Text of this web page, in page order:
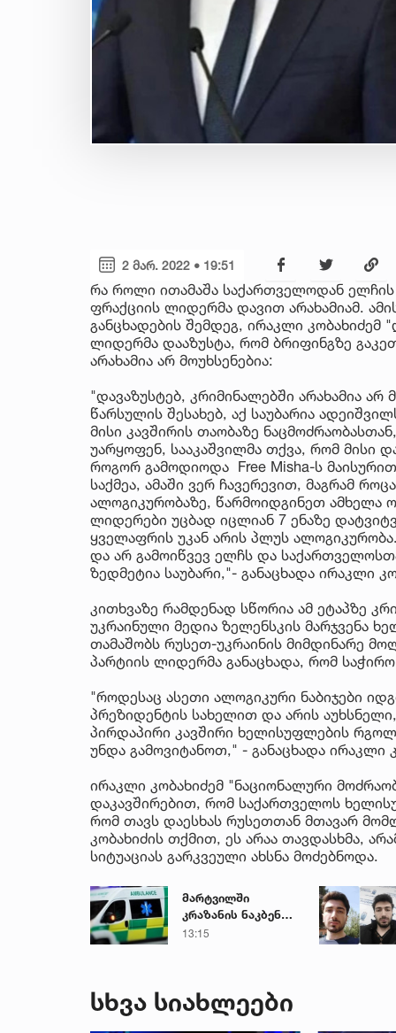
2 მარ. 2022 • 19:51
რა როლი ითამაშა საქართველოდან ელჩის
ფრაქციის ლიდერმა დავით არახამიამ.
განცხადების შემდეგ, ირაკლი კობახიძემ
ლიდერმა დააზუსტა, რომ ბრიფინგზე
არახამია არ მოუხსენებია:
"დავაზუსტებ, კრიმინალებში არახამია არ
წარსულის შესახებ, აქ საუბარია
მისი კავშირის თაობაზე
უარყოფენ, სააკაშვილმა თქვა, რომ მისი
როგორ გამოდიოდა Free Misha-ს
საქმეა, ამაში ვერ ჩავერევით, მაგრამ
ალოგიკურობაზე, წარმოიდგინეთ ამხელა
ლიდერები უცბად იცლიან 7 ენაზე
ყველაფრის უკან არის პლუს
და არ გამოიწვევ ელჩს და
ზედმეტია საუბარი,"- განაცხადა ირაკლი
კითხვაზე რამდენად სწორია ამ ეტაპზე
უკრაინული მედია ზელენსკის მარჯვენა
თამაშობს რუსეთ-უკრაინის მიმდინარე
პარტიის ლიდერმა განაცხადა, რომ
"როდესაც ასეთი ალოგიკური ნაბიჯები
პრეზიდენტის სახელით და არის
პირდაპირი კავშირი ხელისუფლების
უნდა გამოვიტანოთ," - განაცხადა ირაკლი
ირაკლი კობახიძემ "ნაციონალური
დაკავშირებით, რომ საქართველოს
რომ თავს დაესხას რუსეთთან მთავარ
კობახიძის თქმით, ეს არაა თავდასხმა,
სიტუაციას გარკვეული ახსნა მოძებნოდა.
მარტვილში
კრაზანის ნაკბენით
მძიმე
გადაარჩინეს
13:15
სხვა სიახლეები